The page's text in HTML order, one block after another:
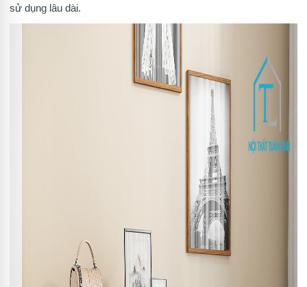
sử dụng lâu dài.